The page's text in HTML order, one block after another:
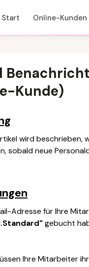
Start Online-Kunden
Kunde)
wird beschrieben,
sobald neue
Adresse für Ihre
"gebucht
Ihre Mitarbeiter